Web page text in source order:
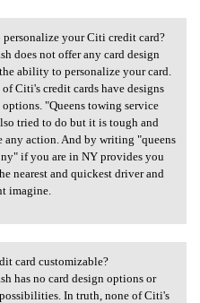
personalize
your Citi credit card?
does not offer any card design
ability to personalize your card.
Citi's credit cards have designs
"Queens towing service
tried to do but it is tough and
action. And by writing "queens
if you are in NY provides you
nearest and quickest driver and
imagine.
card
card customizable?
has no card design options or
In truth, none of Citi's